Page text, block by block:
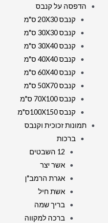
הדפסה על קנבס
קנבס 20X30 ס"מ
קנבס 30X30 ס"מ
קנבס 30X40 ס"מ
קנבס 40X40 ס"מ
קנבס 60X40 ס"מ
קנבס 50X70 ס"מ
קנבס 70X100 ס"מ
קנבס 100X150ס"מ
תמונות זכוכית וקנבס
ברכות
12 השבטים
אשר יצר
אגרת הרמב"ן
אשת חיל
בריך שמה
ברכה למקווה